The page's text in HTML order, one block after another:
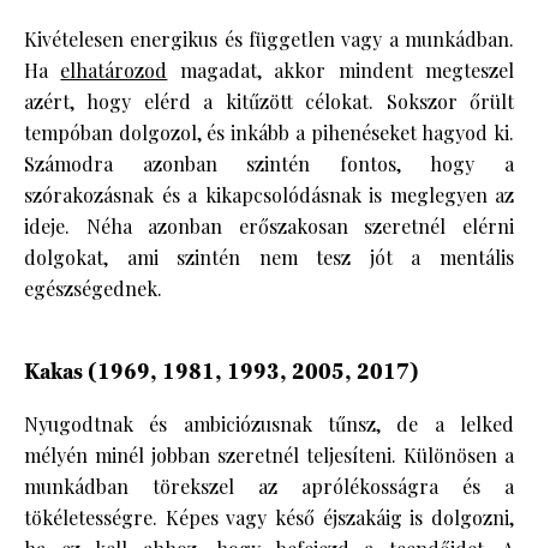
Kivételesen energikus és független vagy a munkádban.
Ha elhatározod magadat, akkor mindent megteszel
azért, hogy elérd a kitűzött célokat. Sokszor őrült
tempóban dolgozol, és inkább a pihenéseket hagyod ki.
Számodra azonban szintén fontos, hogy a
szórakozásnak és a kikapcsolódásnak is meglegyen az
ideje. Néha azonban erőszakosan szeretnél elérni
dolgokat, ami szintén nem tesz jót a mentális
egészségednek.
Kakas (1969, 1981, 1993, 2005, 2017)
Nyugodtnak és ambiciózusnak tűnsz, de a lelked
mélyén minél jobban szeretnél teljesíteni. Különösen a
munkádban törekszel az aprólékosságra és a
tökéletességre. Képes vagy késő éjszakáig is dolgozni,